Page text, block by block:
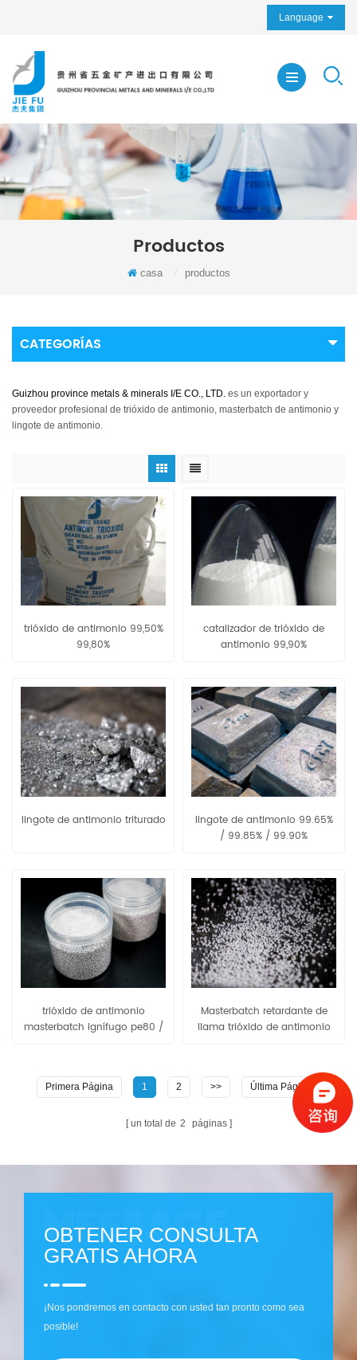
Language
Productos
casa productos
CATEGORÍAS
Guizhou province metals & minerals I/E CO., LTD. es un exportador y
proveedor profesional de trióxido de antimonio, masterbatch de antimonio y
lingote de antimonio.
trióxido de antimonio 99,50%
99,80%
catalizador de trióxido de
antimonio 99,90%
lingote de antimonio triturado
lingote de antimonio 99.65%
/ 99.85% / 99.90%
trióxido de antimonio
masterbatch ignífugo pe80 /
Masterbatch retardante de
llama trióxido de antimonio
Primera Página 1 2 >> Última Página
un total de 2 páginas
OBTENER CONSULTA
GRATIS AHORA
¡Nos pondremos en contacto con usted tan pronto como sea
posible!